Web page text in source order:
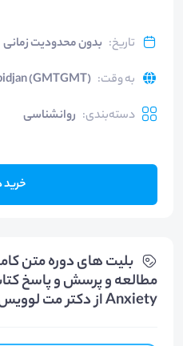
تاریخ: بدون محدودیت زمانی
به وقت:
(GMTGMT)
دسته‌بندی: روانشناسی
خرید
بلیت های دوره متن
Anxiety از دکتر مت لوویس